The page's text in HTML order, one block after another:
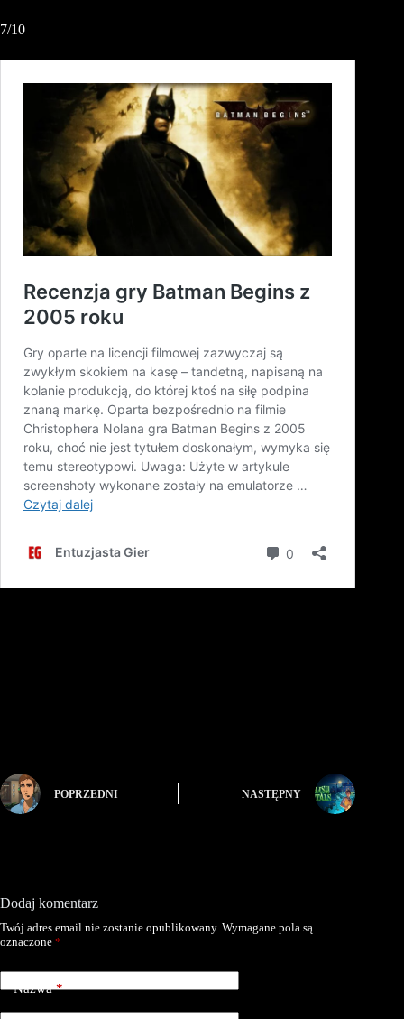
7/10
POPRZEDNI NASTĘPNY
Dodaj komentarz
Twój adres email nie zostanie opublikowany. Wymagane pola są
oznaczone *
Nazwa*